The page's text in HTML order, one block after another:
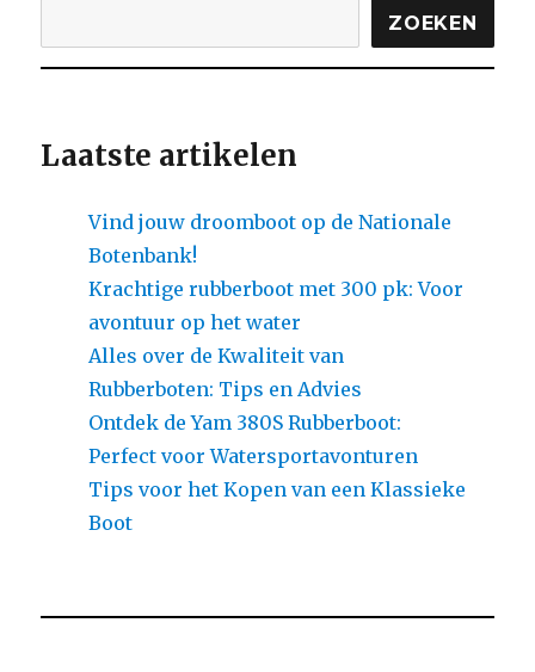
ZOEKEN
Laatste artikelen
Vind jouw droomboot op de Nationale
Botenbank!
Krachtige rubberboot met 300 pk: Voor
avontuur op het water
Alles over de Kwaliteit van
Rubberboten: Tips en Advies
Ontdek de Yam 380S Rubberboot:
Perfect voor Watersportavonturen
Tips voor het Kopen van een Klassieke
Boot